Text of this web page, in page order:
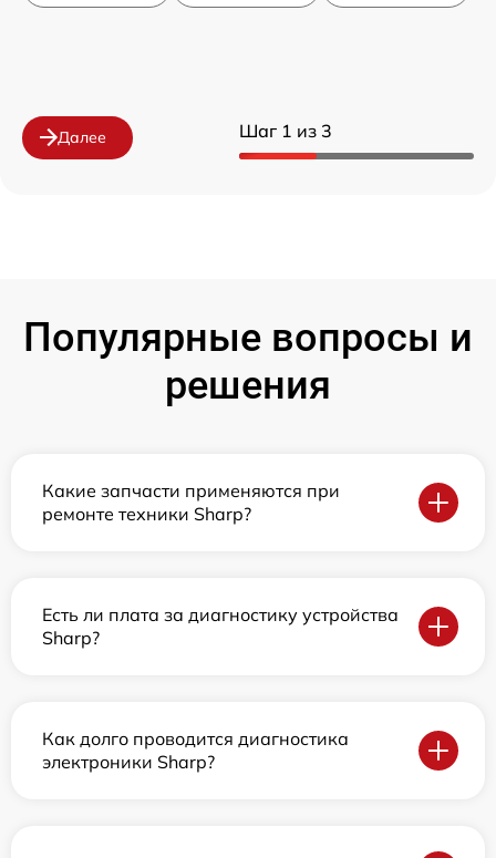
Шаг 1 из 3
Далее
Популярные вопросы и
решения
Какие запчасти применяются при
ремонте техники Sharp?
Есть ли плата за диагностику устройства
Sharp?
Как долго проводится диагностика
электроники Sharp?